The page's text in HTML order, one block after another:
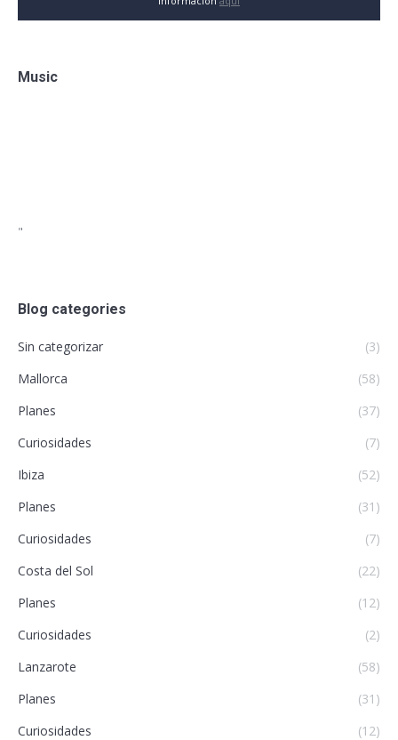
Music
"
Blog categories
Sin categorizar
(3)
Mallorca
(58)
Planes
(37)
Curiosidades
(7)
Ibiza
(52)
Planes
(31)
Curiosidades
(7)
Costa del Sol
(22)
Planes
(12)
Curiosidades
(2)
Lanzarote
(58)
Planes
(31)
Curiosidades
(12)